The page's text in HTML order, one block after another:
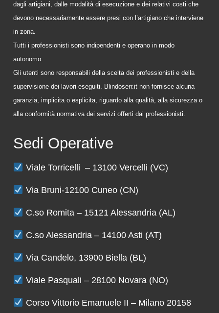
dagli artigiani, dalle modalità di esecuzione e dei relativi costi che
devono necessariamente essere presi con l’artigiano che interviene
in zona.
Tutti i professionisti sono indipendenti e operano in modo
autonomo.
Gli utenti sono responsabili della scelta dei professionisti e della
supervisione dei lavori eseguiti. Blindoserr.it non fornisce alcuna
garanzia, implicita o esplicita, riguardo alla qualità, alla sicurezza o
alla conformità normativa dei servizi offerti dai professionisti.
Sedi Operative
Viale Torricelli – 13100 Vercelli (VC)
Via Bruni-12100 Cuneo (CN)
C.so Romita – 15121 Alessandria (AL)
C.so Alessandria – 14100 Asti (AT)
Via Candelo, 13900 Biella (BL)
Viale Pasquali – 28100 Novara (NO)
Corso Vittorio Emanuele II – Milano 20158